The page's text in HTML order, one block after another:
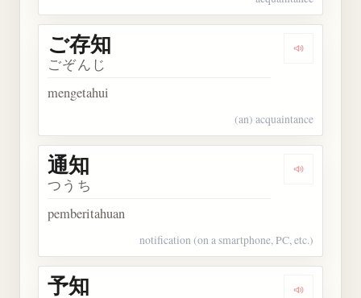
Dengarkan
ご存知
ごぞんじ
mengetahui
(an) acquaintance
Dengarkan
通知
つうち
pemberitahuan
notification (on a smartphone, PC, etc.)
予知